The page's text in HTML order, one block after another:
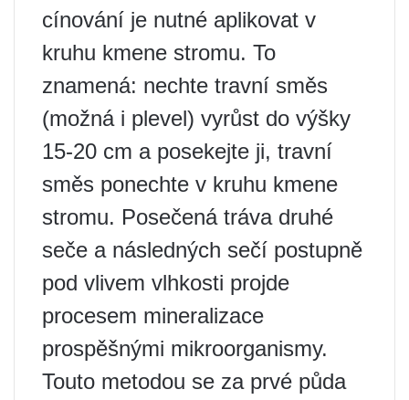
cínování je nutné aplikovat v
kruhu kmene stromu. To
znamená: nechte travní směs
(možná i plevel) vyrůst do výšky
15-20 cm a posekejte ji, travní
směs ponechte v kruhu kmene
stromu. Posečená tráva druhé
seče a následných sečí postupně
pod vlivem vlhkosti projde
procesem mineralizace
prospěšnými mikroorganismy.
Touto metodou se za prvé půda